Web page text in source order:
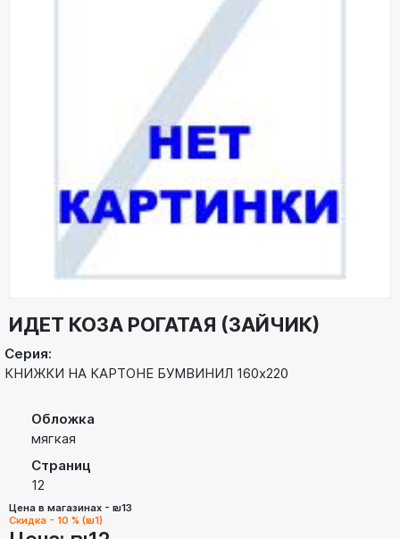
ИДЕТ КОЗА РОГАТАЯ (ЗАЙЧИК)
Серия:
КНИЖКИ НА КАРТОНЕ БУМВИНИЛ 160х220
Обложка
мягкая
Страниц
12
Цена в магазинах - ₪13
Скидка - 10 % (₪1)